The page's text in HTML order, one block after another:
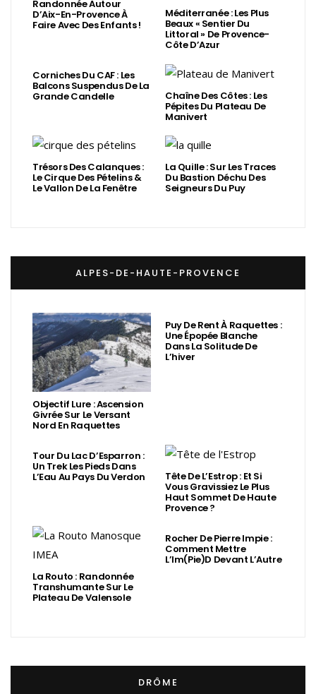
Randonnée Autour
D’Aix-En-Provence À
Faire Avec Des Enfants !
Méditerranée : Les Plus
Beaux « Sentier Du
Littoral » De Provence-
Côte D’Azur
Corniches Du CAF : Les
Balcons Suspendus De La
Grande Candelle Chaîne Des Côtes : Les
Pépites Du Plateau De
Manivert
Trésors Des Calanques :
Le Cirque Des Pételins &
Le Vallon De La Fenêtre
La Quille : Sur Les Traces
Du Bastion Déchu Des
Seigneurs Du Puy
ALPES-DE-HAUTE-PROVENCE
Objectif Lure : Ascension
Givrée Sur Le Versant
Nord En Raquettes
Puy De Rent À Raquettes :
Une Épopée Blanche
Dans La Solitude De
L’hiver
Tour Du Lac D’Esparron :
Un Trek Les Pieds Dans
L’Eau Au Pays Du Verdon Tête De L’Estrop : Et Si
Vous Gravissiez Le Plus
Haut Sommet De Haute
Provence ?
La Routo : Randonnée
Transhumante Sur Le
Plateau De Valensole
Rocher De Pierre Impie :
Comment Mettre
L’Im(Pie)d Devant L’Autre
DRÔME